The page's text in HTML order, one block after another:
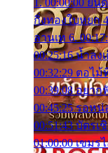
กิ่งทองใบหยก
ลานเท 6.
00:25:16 น้ำลง
00:32:29 ตอไม้
00:39:08 อยาก
00:45:25 รอห
00:51:43 บัตรเ
01:00:00 เขมร